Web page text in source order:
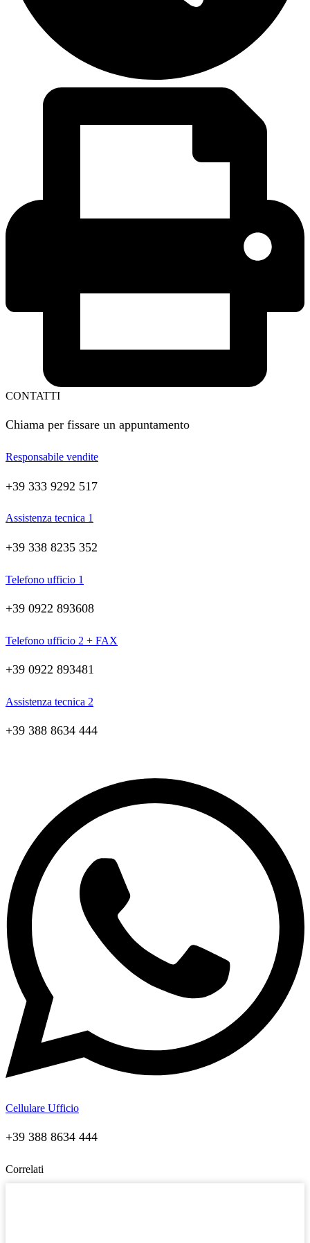
CONTATTI
Chiama per fissare un appuntamento
Responsabile vendite
+39 333 9292 517
Assistenza tecnica 1
+39 338 8235 352
Telefono ufficio 1
+39 0922 893608
Telefono ufficio 2 + FAX
+39 0922 893481
Assistenza tecnica 2
+39 388 8634 444
Cellulare Ufficio
+39 388 8634 444
Correlati